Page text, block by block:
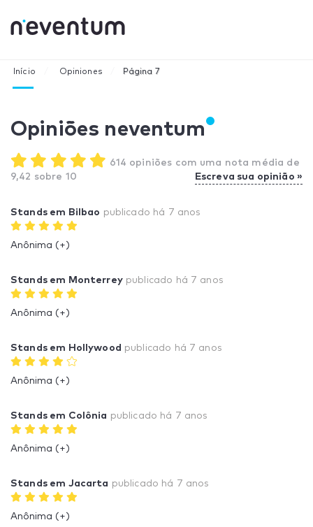
Início Opiniones Página 7
Opiniões neventum
614 opiniões com uma nota média de
9,42 sobre 10
Escreva sua opinião »
Stands em Bilbao publicado há 7 anos
Anônima (+)
Stands em Monterrey publicado há 7 anos
Anônima (+)
Stands em Hollywood publicado há 7 anos
Anônima (+)
Stands em Colônia publicado há 7 anos
Anônima (+)
Stands em Jacarta publicado há 7 anos
Anônima (+)